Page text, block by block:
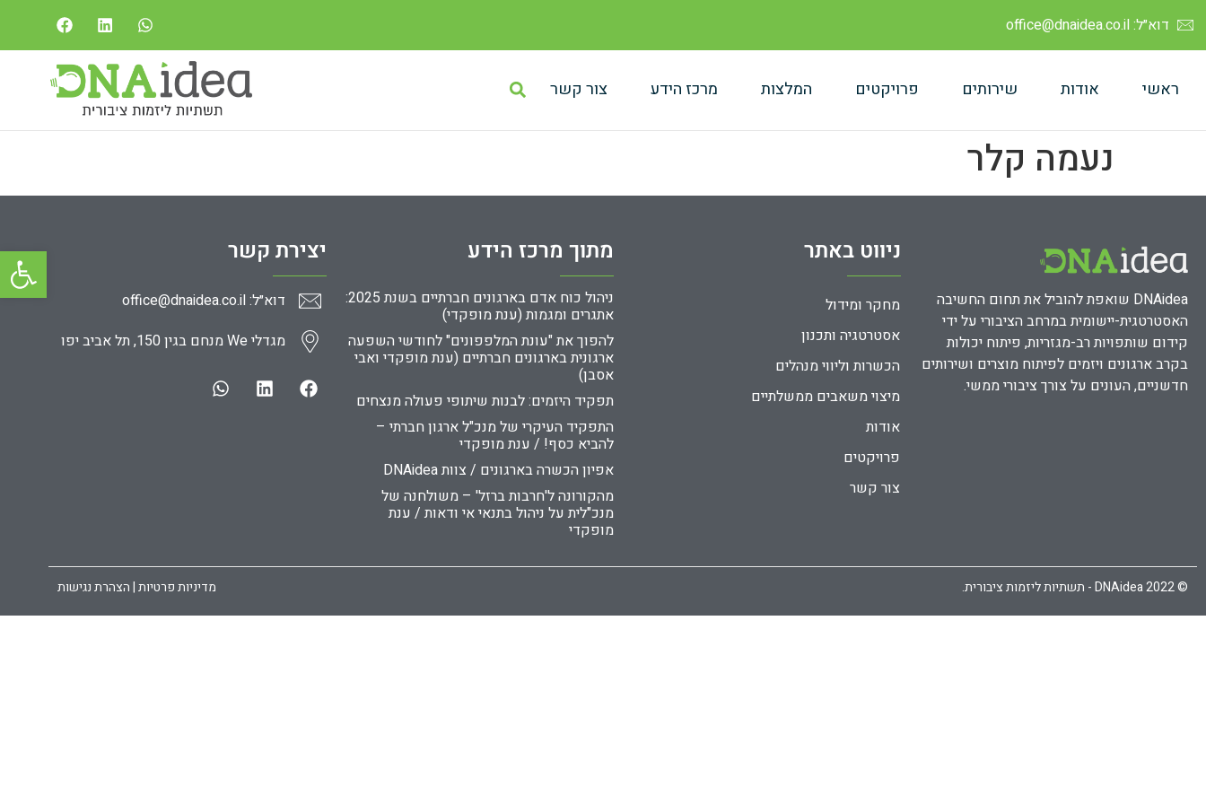
פתח
דוא״ל: office@dnaidea.co.il
ראשי אודות שירותים פרויקטים המלצות מרכז הידע צור קשר
נעמה קלר
DNAidea שואפת להוביל את תחום החשיבה
האסטרטגית-יישומית במרחב הציבורי על ידי
קידום שותפויות רב-מגזריות, פיתוח יכולות
בקרב ארגונים ויזמים לפיתוח מוצרים ושירותים
חדשניים, העונים על צורך ציבורי ממשי.
ניווט באתר
מחקר ומידול
אסטרטגיה ותכנון
הכשרות וליווי מנהלים
מיצוי משאבים ממשלתיים
אודות
פרויקטים
צור קשר
מתוך מרכז הידע
ניהול כוח אדם בארגונים חברתיים בשנת 2025:
אתגרים ומגמות (ענת מופקדי)
להפוך את "עונת המלפפונים" לחודשי השפעה
ארגונית בארגונים חברתיים (ענת מופקדי ואבי
אסבן)
תפקיד היזמים: לבנות שיתופי פעולה מנצחים
התפקיד העיקרי של מנכ"ל ארגון חברתי –
להביא כסף! / ענת מופקדי
אפיון הכשרה בארגונים / צוות DNAidea
מהקורונה ל'חרבות ברזל' – משולחנה של
מנכ"לית על ניהול בתנאי אי ודאות / ענת
מופקדי
יצירת קשר
דוא״ל: office@dnaidea.co.il
מגדלי We מנחם בגין 150, תל אביב יפו
© 2022 DNAidea - תשתיות ליזמות ציבורית. מדיניות פרטיות | הצהרת נגישות